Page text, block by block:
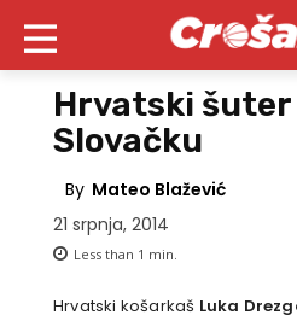
Hrvatski
Slovačku
By Mateo Blažević
21 srpnja, 2014
Less than 1 min.
Hrvatski košarkaš Luka